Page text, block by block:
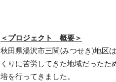
＜プロジェクト 概要＞
秋田県湯沢市三関(みつせき)地区
くりに苦労してきた地域だった
培を行ってきました。